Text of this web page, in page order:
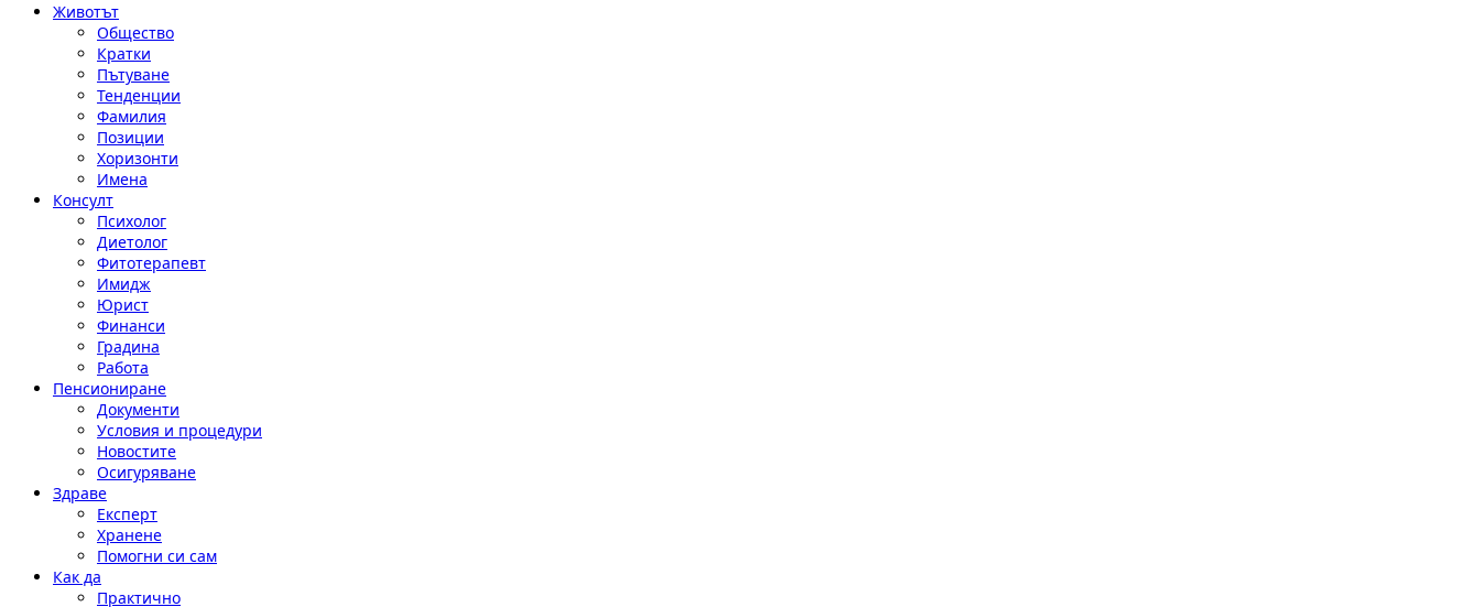
Животът
Общество
Кратки
Пътуване
Тенденции
Фамилия
Позиции
Хоризонти
Имена
Консулт
Психолог
Диетолог
Фитотерапевт
Имидж
Юрист
Финанси
Градина
Работа
Пенсиониране
Документи
Условия и процедури
Новостите
Осигуряване
Здраве
Експерт
Хранене
Помогни си сам
Как да
Практично